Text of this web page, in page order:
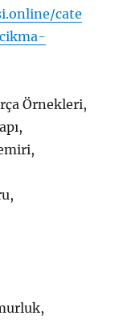
cate
Örnekleri,